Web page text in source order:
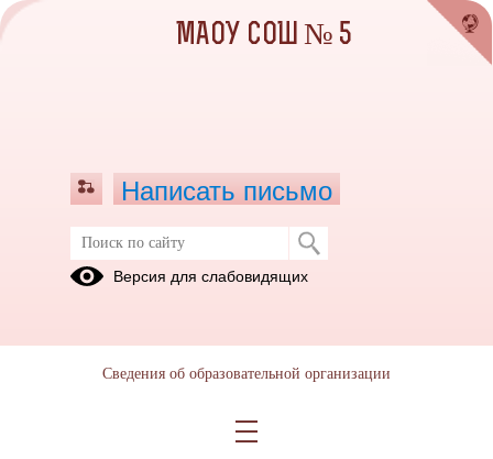
МАОУ СОШ № 5
Написать письмо
Версия для слабовидящих
Сведения об образовательной организации